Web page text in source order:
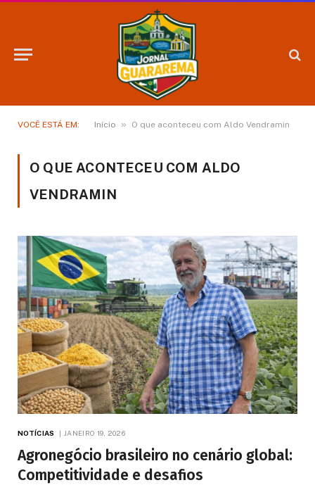
VOCÊ ESTÁ EM: Início » O que aconteceu com Aldo Vendramin
O QUE ACONTECEU COM ALDO
VENDRAMIN
NOTÍCIAS JANEIRO 19, 2026
Agronegócio brasileiro no cenário global:
Competitividade e desafios